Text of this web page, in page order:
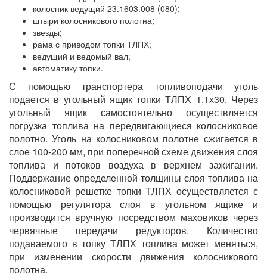
колосник ведущий 23.1603.008 (080);
штыри колосникового полотна;
звезды;
рама с приводом топки ТЛПХ;
ведущий и ведомый вал;
автоматику топки.
С помощью транспортера топливоподачи уголь
подается в угольный ящик топки ТЛПХ 1,1х30. Через
угольный ящик самостоятельно осуществляется
погрузка топлива на передвигающиеся колосниковое
полотно. Уголь на колосниковом полотне сжигается в
слое 100-200 мм, при поперечной схеме движения слоя
топлива и потоков воздуха в верхнем зажигании.
Поддержание определенной толщины слоя топлива на
колосниковой решетке топки ТЛПХ осуществляется с
помощью регулятора слоя в угольном ящике и
производится вручную посредством маховиков через
червячные передачи редукторов. Количество
подаваемого в топку ТЛПХ топлива может меняться,
при изменении скорости движения колосникового
полотна.